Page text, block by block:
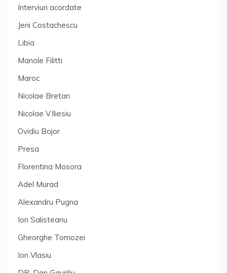
Interviuri acordate
Jeni Costachescu
Libia
Manole Filitti
Maroc
Nicolae Bretan
Nicolae V.Iliesiu
Ovidiu Bojor
Presa
Florentina Mosora
Adel Murad
Alexandru Pugna
Ion Salisteanu
Gheorghe Tomozei
Ion Vlasiu